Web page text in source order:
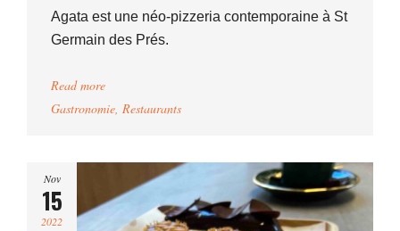
Agata est une néo-pizzeria contemporaine à St
Germain des Prés.
Read more
Gastronomie, Restaurants
Nov
15
2022